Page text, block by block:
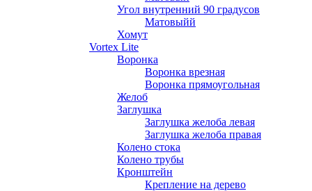
Угол внутренний 90 градусов
Матовыйй
Хомут
Vortex Lite
Воронка
Воронка врезная
Воронка прямоугольная
Желоб
Заглушка
Заглушка желоба левая
Заглушка желоба правая
Колено стока
Колено трубы
Кронштейн
Крепление на дерево